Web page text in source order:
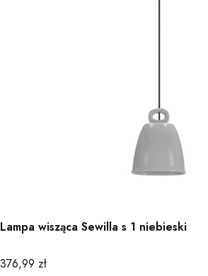
Lampa wisząca Sewilla s 1 niebieski
Cena
376,99 zł